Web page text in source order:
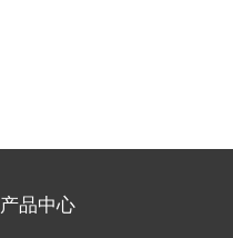
产品中心